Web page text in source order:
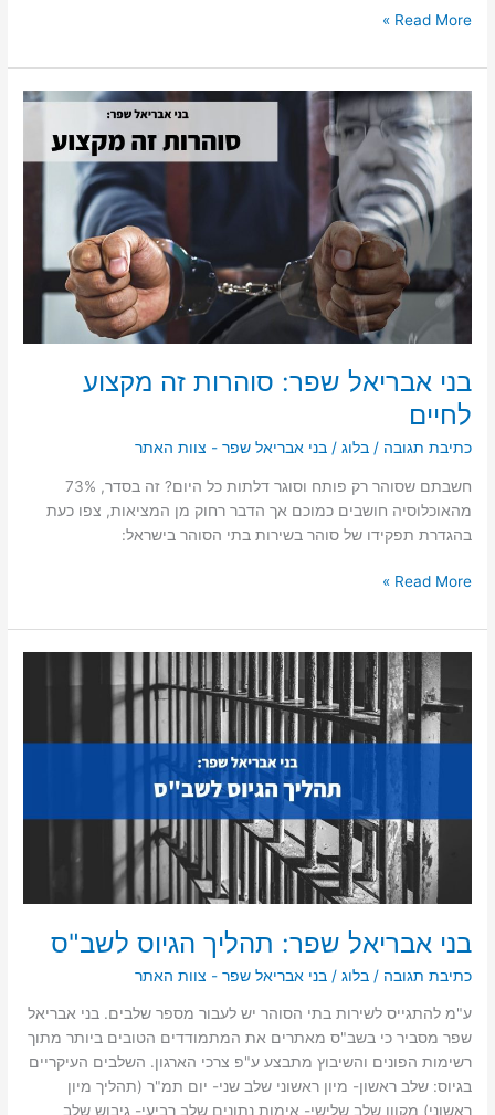
Read More »
בני אבריאל שפר: סוהרות זה מקצוע
לחיים
כתיבת תגובה /בלוג /בני אבריאל שפר - צוות האתר
חשבתם שסוהר רק פותח וסוגר דלתות כל היום? זה בסדר, 73%
מהאוכלוסיה חושבים כמוכם אך הדבר רחוק מן המציאות, צפו כעת
בהגדרת תפקידו של סוהר בשירות בתי הסוהר בישראל:
אבריאל
סוהרות
זה
מקצוע
לחיים
Read More »
בני אבריאל שפר: תהליך הגיוס לשב"ס
כתיבת תגובה /בלוג /בני אבריאל שפר - צוות האתר
ע"מ להתגייס לשירות בתי הסוהר יש לעבור מספר שלבים. בני אבריאל
שפר מסביר כי בשב"ס מאתרים את המתמודדים הטובים ביותר מתוך
רשימות הפונים והשיבוץ מתבצע ע"פ צרכי הארגון. השלבים העיקריים
בגיוס: שלב ראשון- מיון ראשוני שלב שני- יום תמ"ר (תהליך מיון
ראשוני) מקוון שלב שלישי- אימות נתונים שלב רביעי- גיבוש שלב
אבריאל
שפר:
תהליך
לשב"ס